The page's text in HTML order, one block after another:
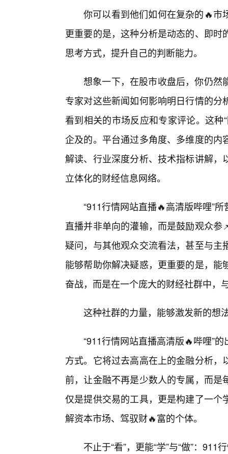
你可以看到他们如何在复杂的🔥市
更重要的是，这种分析是动态的、即
思考方式，提升自己的判断能力。
想象一下，在股市收盘后，你仍然
专家对这些新闻如何影响明日行情的
看到相关的市场反应和专家评论。这
企及的。平台通过多角度、多维度的
解读、行业深度分析、技术指标讲解
立体化的财经信息网络。
“911行情网站直播🔥高清版哔哩”
直播并非单向的灌输，而是鼓励观众
疑问，与其他观众交流看法，甚至与
能够帮助你解决疑惑，更重要的是，
奋战，而是在一个庞大的财经社群中，
这种社群的力量，能够激发新的想
“911行情网站直播高清版🔥哔哩”
方式。它将过去高高在上的金融分析
前，让金融不再是少数人的专属，而
仅是提供交易的工具，更是构建了一
解资本市场、驾驭财🔥富的个体。
不止于“看”，更能“学”与“做”：